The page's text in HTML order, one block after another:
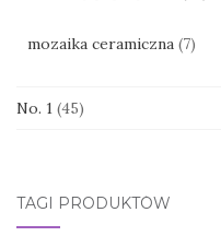
mozaika ceramiczna (7)
No. 1 (45)
TAGI PRODUKTÓW